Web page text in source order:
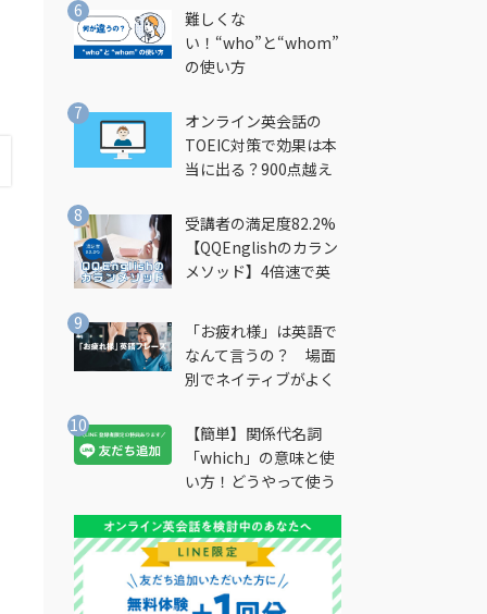
難しくな
い！“who”と“whom”
の使い方
オンライン英会話の
TOEIC対策で効果は本
当に出る？900点越え
受講者の満足度82.2%
【QQEnglishのカラン
メソッド】4倍速で英
法とは？
「お疲れ様」は英語で
なんて言うの？ 場面
別でネイティブがよく
説
【簡単】関係代名詞
「which」の意味と使
い方！どうやって使う